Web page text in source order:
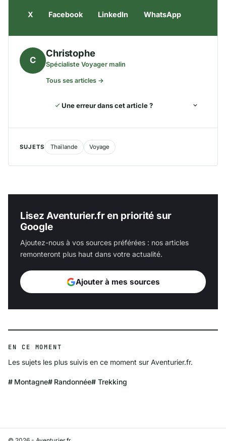
X Facebook LinkedIn WhatsApp
C
Christophe
Spécialiste Voyager malin
Tous ses articles →
Une erreur dans cet article ?
SUJETS Thaïlande Voyage
Lisez Aventurier.fr en priorité sur
Google
Ajoutez-nous à vos sources préférées : nos articles
remonteront plus haut dans votre actualité.
Ajouter à mes sources
EN CE MOMENT
Les sujets les plus suivis en ce moment sur Aventurier.fr.
Montagne Randonnée Trekking